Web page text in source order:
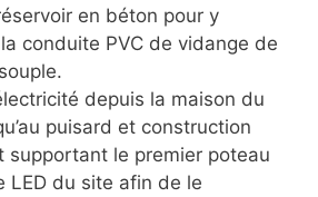
en béton pour y
conduite PVC de vidange de
depuis la maison du
puisard et construction
supportant le premier poteau
LED du site afin de le